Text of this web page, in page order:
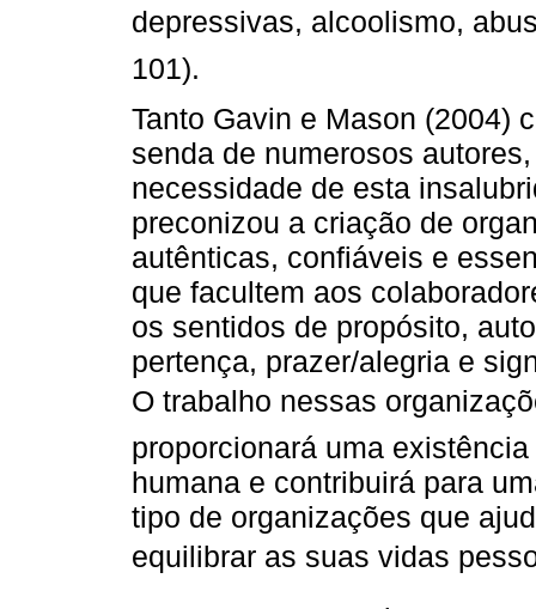
depressivas, alcoolismo,
101).
Tanto Gavin e Mason (2004)
senda de numerosos
necessidade de esta
preconizou a criação de
autênticas, confiáveis e
que facultem aos
os sentidos de propósito,
pertença, prazer/alegria e
O trabalho nessas
proporcionará uma
humana e contribuirá para
tipo de organizações que
equilibrar as suas vidas